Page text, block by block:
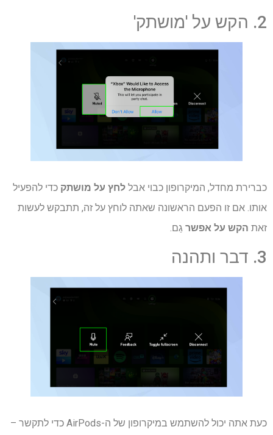
2. הקש על 'מושתק'
כברירת מחדל, המיקרופון כבוי אבל לחץ על מושתק כדי להפעיל
אותו. אם זו הפעם הראשונה שאתה לוחץ על זה, תתבקש לעשות
זאת הקש על אפשר גַם.
3. דבר ותהנה
כעת אתה יכול להשתמש במיקרופון של ה-AirPods כדי לתקשר –